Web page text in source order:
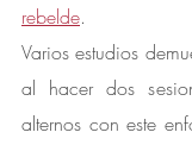
rebelde.
Varios estudios
al hacer dos
alternos con este